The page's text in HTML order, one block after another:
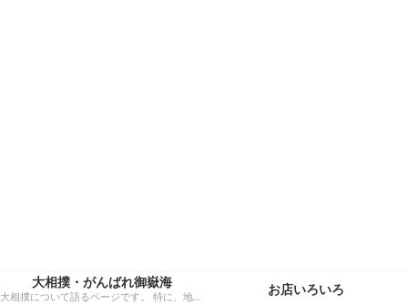
大相撲・がんばれ御嶽海
大相撲について語るページです。 特に、地元力士・御嶽海関を、粘り強く応援いたします！ お店いろいろ